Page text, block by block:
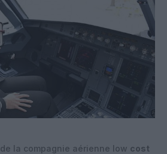
de la compagnie aérienne low cost